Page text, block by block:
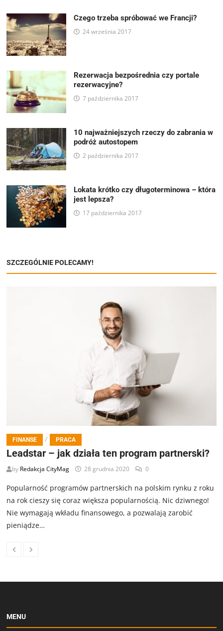
Czego trzeba spróbować we Francji?
24 września 2017
Rezerwacja bezpośrednia czy portale
rezerwacyjne?
7 października 2017
10 najważniejszych rzeczy do zabrania w
podróż autostopem
2 października 2017
Lokata krótko czy długoterminowa – która
jest lepsza?
17 października 2017
SZCZEGÓLNIE POLECAMY!
FINANSE / PRACA
Leadstar – jak działa ten program partnerski?
by Redakcja CityMag 28 grudnia 2020 0
Popularność programów partnerskich na polskim rynku z roku
na rok cieszy się coraz większa popularnością. Nic dziwnego!
Nie wymagają wkładu finansowego, a pozwalają zarobić
pieniądze…
MENU